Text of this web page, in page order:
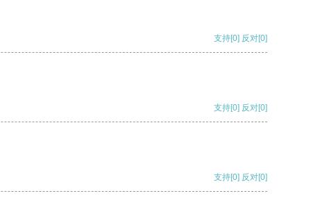
支持[0] 反对[0]
支持[0] 反对[0]
支持[0] 反对[0]